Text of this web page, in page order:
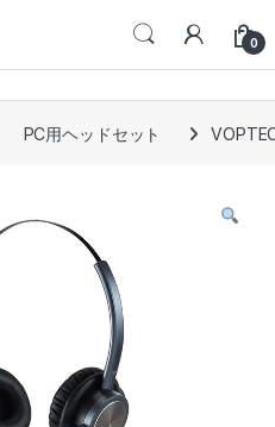
0
PC用ヘッドセット